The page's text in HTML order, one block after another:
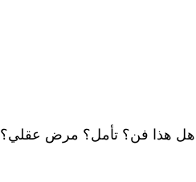
هل هذا فن؟ تأمل؟ مرض عقلي؟